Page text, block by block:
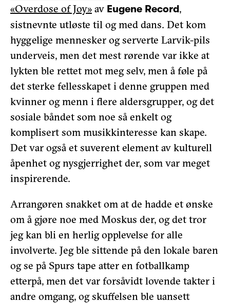
«Overdose of Joy» av Eugene Record,
sistnevnte utløste til og med dans. Det kom
hyggelige mennesker og serverte Larvik-pils
underveis, men det mest rørende var ikke at
lykten ble rettet mot meg selv, men å føle på
det sterke fellesskapet i denne gruppen med
kvinner og menn i flere aldersgrupper, og det
sosiale båndet som noe så enkelt og
komplisert som musikkinteresse kan skape.
Det var også et suverent element av kulturell
åpenhet og nysgjerrighet der, som var meget
inspirerende.
Arrangøren snakket om at de hadde et ønske
om å gjøre noe med Moskus der, og det tror
jeg kan bli en herlig opplevelse for alle
involverte. Jeg ble sittende på den lokale baren
og se på Spurs tape atter en fotballkamp
etterpå, men det var forsåvidt lovende takter i
andre omgang, og skuffelsen ble uansett